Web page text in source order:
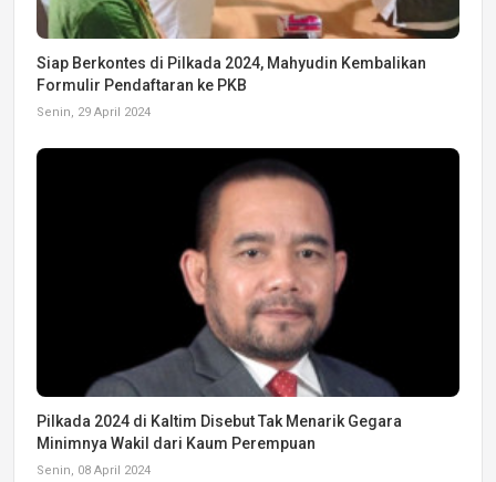
Siap Berkontes di Pilkada 2024, Mahyudin Kembalikan
Formulir Pendaftaran ke PKB
Senin, 29 April 2024
Pilkada 2024 di Kaltim Disebut Tak Menarik Gegara
Minimnya Wakil dari Kaum Perempuan
Senin, 08 April 2024